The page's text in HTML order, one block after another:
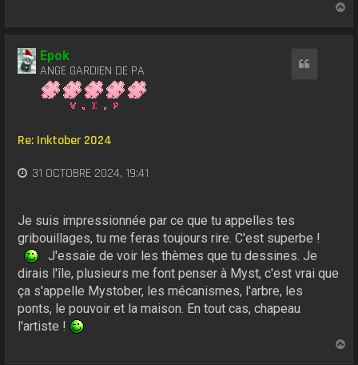
Epok
ANGE GARDIEN DE PA
Re: Inktober 2024
31 OCTOBRE 2024, 19:41
Je suis impressionnée par ce que tu appelles tes
gribouillages, tu me feras toujours rire. C'est superbe !
J'essaie de voir les thèmes que tu dessines. Je
dirais l'île, plusieurs me font penser à Myst, c'est vrai que
ça s'appelle Mystober, les mécanismes, l'arbre, les
ponts, le pouvoir et la maison. En tout cas, chapeau
l'artiste !